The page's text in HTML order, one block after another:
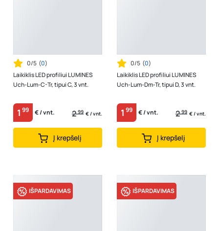
0/5 (0)
Laikiklis LED profiliui LUMINES
Uch-Lum-C-Tr, tipui C, 3 vnt.
1 99 € / vnt. 299 € / vnt.
Į krepšelį
0/5 (0)
Laikiklis LED profiliui LUMINES
Uch-Lum-Dm-Tr, tipui D, 3 vnt.
1 99 € / vnt. 299 € / vnt.
Į krepšelį
IŠPARDAVIMAS IŠPARDAVIMAS